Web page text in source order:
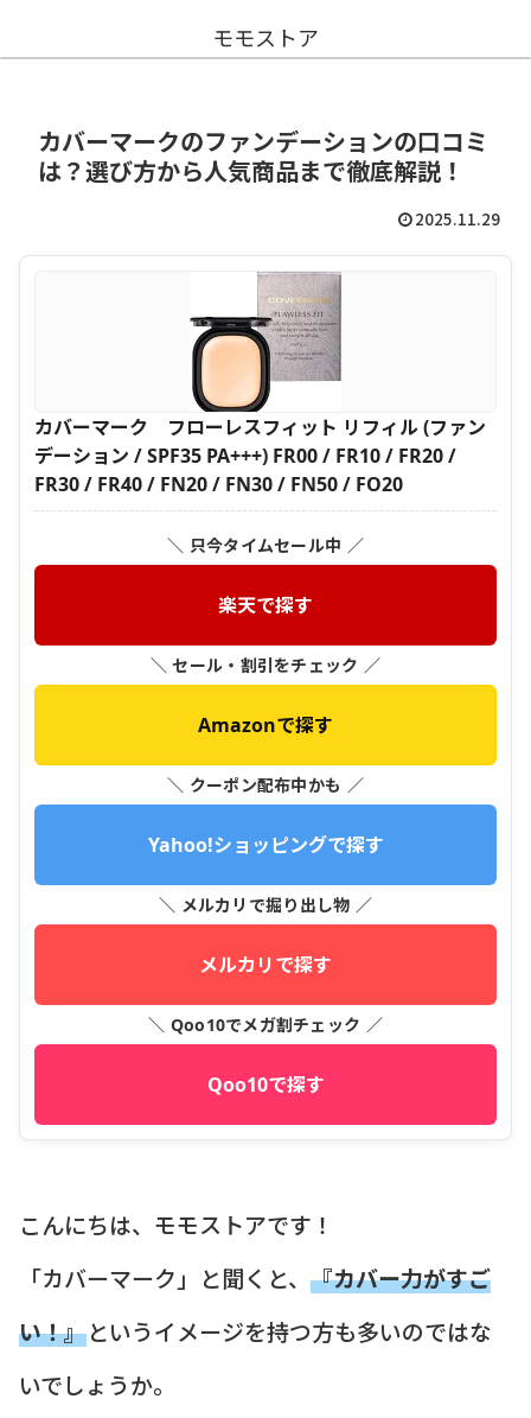
モモストア
カバーマークのファンデーションの口コミ
は？選び方から人気商品まで徹底解説！
2025.11.29
カバーマーク フローレスフィット リフィル (ファン
デーション / SPF35 PA+++) FR00 / FR10 / FR20 /
FR30 / FR40 / FN20 / FN30 / FN50 / FO20
＼ 只今タイムセール中 ／
楽天で探す
＼ セール・割引をチェック ／
Amazonで探す
＼ クーポン配布中かも ／
Yahoo!ショッピングで探す
＼ メルカリで掘り出し物 ／
メルカリで探す
＼ Qoo10でメガ割チェック ／
Qoo10で探す
こんにちは、モモストアです！
「カバーマーク」と聞くと、 『カバー力がすご
い！』というイメージを持つ方も多いのではな
いでしょうか。